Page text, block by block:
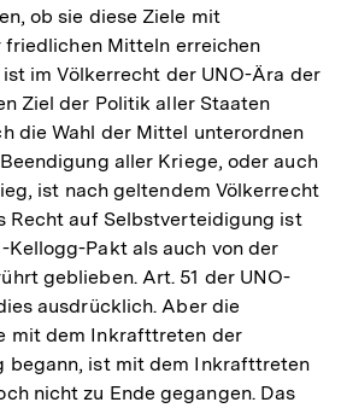
ob sie diese Ziele mit
friedlichen Mitteln erreichen
im Völkerrecht der UNO-Ära der
Ziel der Politik aller Staaten
die Wahl der Mittel unterordnen
aller Kriege, oder auch
ist nach geltendem Völkerrecht
Recht auf Selbstverteidigung ist
Kellogg-Pakt als auch von der
geblieben. Art. 51 der UNO-
ausdrücklich. Aber die
mit dem Inkrafttreten der
begann, ist mit dem Inkrafttreten
nicht zu Ende gegangen. Das